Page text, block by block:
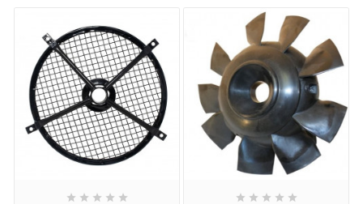
         